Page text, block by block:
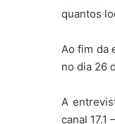
quantos
Ao fim da
no dia 26
A
canal 17.1